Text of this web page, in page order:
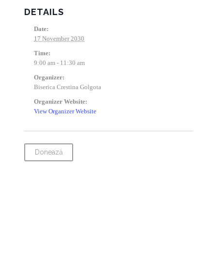
DETAILS
Date:
17 November 2030
Time:
9:00 am - 11:30 am
Organizer:
Biserica Crestina Golgota
Organizer Website:
View Organizer Website
Donează